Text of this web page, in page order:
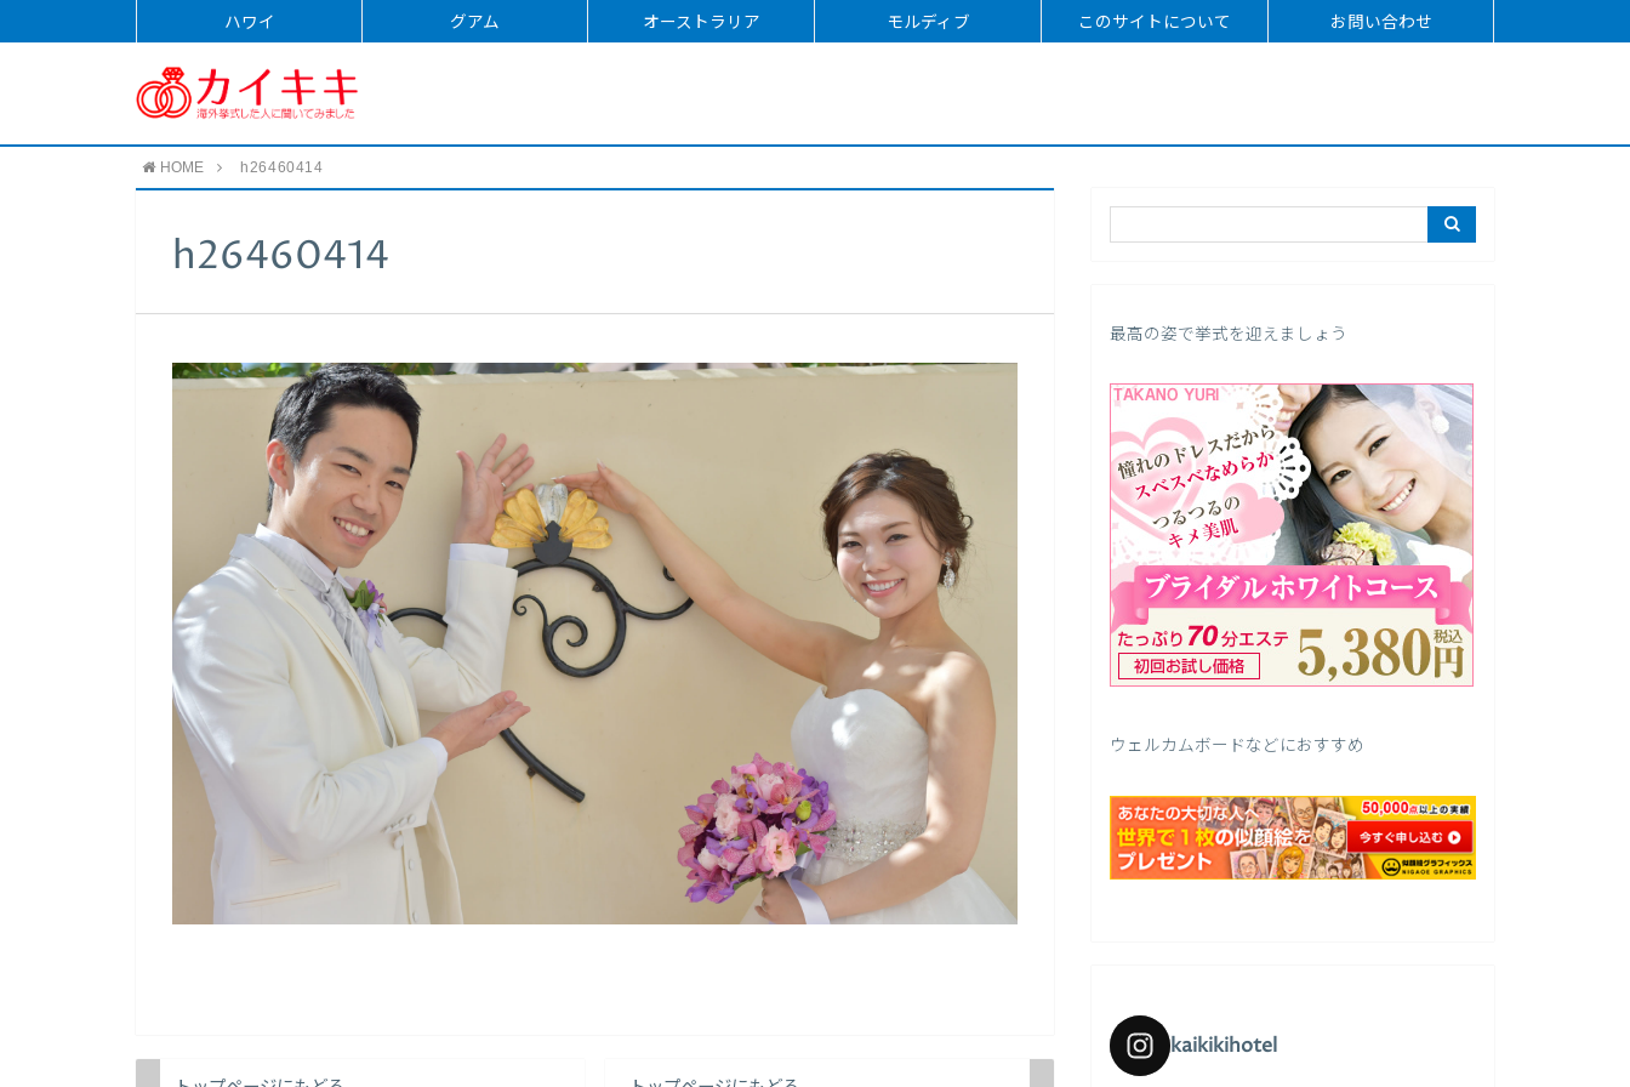
ハワイ グアム オーストラリア モルディブ このサイトについて お問い合わせ
HOME h26460414
h26460414
最高の姿で挙式を迎えましょう
ウェルカムボードなどにおすすめ
kaikikihotel